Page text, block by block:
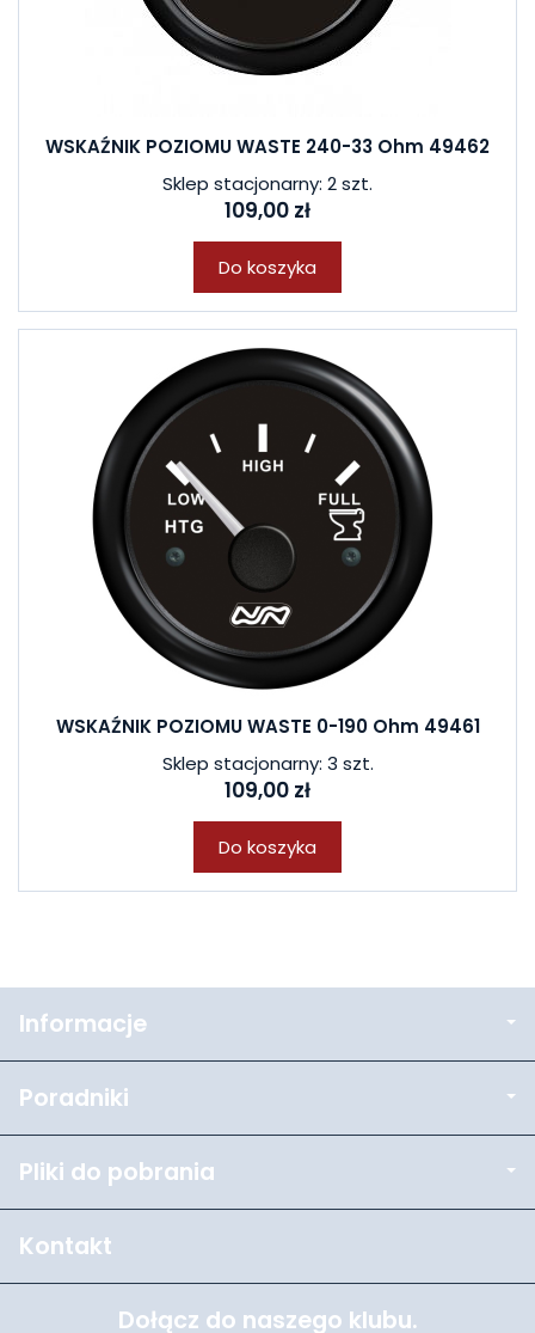
WSKAŹNIK POZIOMU WASTE 240-33 Ohm 49462
Sklep stacjonarny: 2 szt.
109,00 zł
Do koszyka
WSKAŹNIK POZIOMU WASTE 0-190 Ohm 49461
Sklep stacjonarny: 3 szt.
109,00 zł
Do koszyka
Informacje
Poradniki
Pliki do pobrania
Kontakt
Dołącz do naszego klubu.